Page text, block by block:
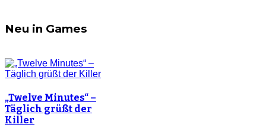
Neu in Games
„Twelve Minutes“ –
Täglich grüßt der
Killer